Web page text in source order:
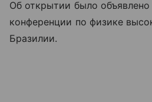
Об открытии было
конференции по физике
Бразилии.